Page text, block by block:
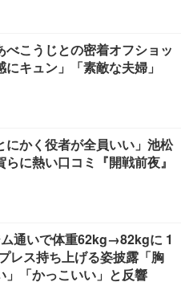
べこうじとの密着オフショッ
にキュン」「素敵な夫婦」
にかく役者が全員いい」池松
に熱い口コミ『開戦前夜』
通いで体重62kg→82kgに 1
レス持ち上げる姿披露「胸
」「かっこいい」と反響